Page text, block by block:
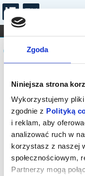
Zgoda
Niniejsza strona
Wykorzystujemy
zgodnie z Polityką
i reklam, aby
analizować ruch w
korzystasz z naszej
społecznościowym,
Partnerzy mogą
FILHARMONIA
DLA DZIECI
Komunikat
Sprzedaż
została